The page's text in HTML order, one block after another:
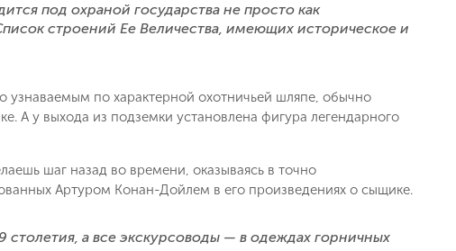
под охраной государства не просто как
строений Ее Величества, имеющих историческое и
узнаваемым по характерной охотничьей шляпе, обычно
А у выхода из подземки установлена фигура легендарного
шаг назад во времени, оказываясь в точно
Артуром Конан-Дойлем в его произведениях о сыщике.
а все экскурсоводы — в одеждах горничных